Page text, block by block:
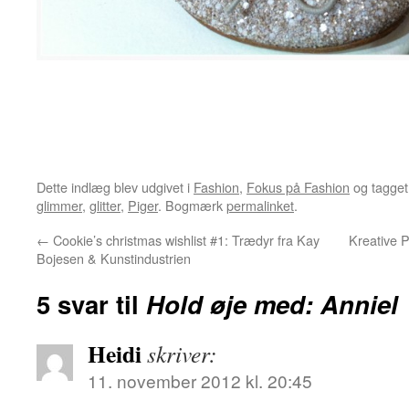
Dette indlæg blev udgivet i Fashion, Fokus på Fashion og
glimmer, glitter, Piger. Bogmærkpermalinket.
← Cookie’s christmas wishlist #1: Trædyr fra Kay
Bojesen & Kunstindustrien
Kreative
5 svar til Hold øje med: Anniel
Heidiskriver:
11. november 2012 kl. 20:45